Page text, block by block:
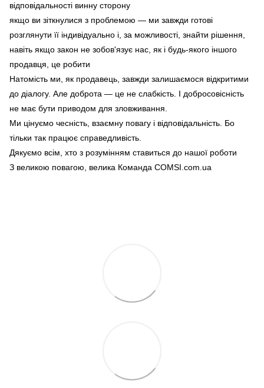
відповідальності винну сторону
якщо ви зіткнулися з проблемою — ми завжди готові
розглянути її індивідуально і, за можливості, знайти рішення,
навіть якщо закон не зобов'язує нас, як і будь-якого іншого
продавця, це робити
Натомість ми, як продавець, завжди залишаємося відкритими
до діалогу. Але доброта — це не слабкість. І добросовісність
не має бути приводом для зловживання.
Ми цінуємо чесність, взаємну повагу і відповідальність. Бо
тільки так працює справедливість.
Дякуємо всім, хто з розумінням ставиться до нашої роботи
З великою повагою, велика Команда COMSI.com.ua